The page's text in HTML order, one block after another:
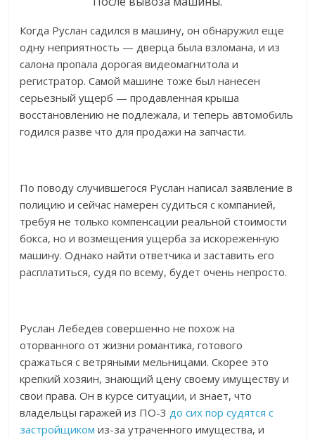
Когда Руслан садился в машину, он обнаружил еще
одну неприятность — дверца была взломана, и из
салона пропала дорогая видеомагнитола и
регистратор. Самой машине тоже был нанесен
серьезный ущерб — продавленная крыша
восстановлению не подлежала, и теперь автомобиль
годился разве что для продажи на запчасти.
По поводу случившегося Руслан написал заявление в
полицию и сейчас намерен судиться с компанией,
требуя не только компенсации реальной стоимости
бокса, но и возмещения ущерба за искореженную
машину. Однако найти ответчика и заставить его
расплатиться, судя по всему, будет очень непросто.
Руслан Лебедев совершенно не похож на
оторванного от жизни романтика, готового
сражаться с ветряными мельницами. Скорее это
крепкий хозяин, знающий цену своему имуществу и
свои права. Он в курсе ситуации, и знает, что
владельцы гаражей из ПО-3до сих пор судятся с
застройщиком из-за утраченного имущества, и